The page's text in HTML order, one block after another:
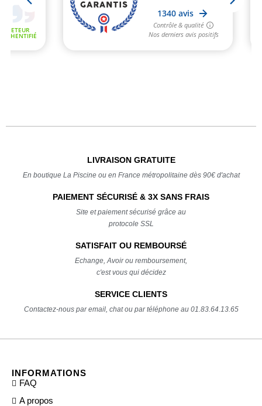
LIVRAISON GRATUITE
En boutique La Piscine ou en France métropolitaine dès 90€ d'achat
PAIEMENT SÉCURISÉ & 3X SANS FRAIS
Site et paiement sécurisé grâce au
protocole SSL
SATISFAIT OU REMBOURSÉ
Echange, Avoir ou remboursement,
c'est vous qui décidez
SERVICE CLIENTS
Contactez-nous par email, chat ou par téléphone au 01.83.64.13.65
INFORMATIONS
FAQ
A propos